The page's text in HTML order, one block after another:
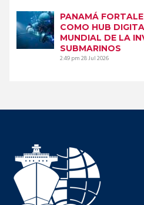
PANAMÁ
COMO HUB
MUNDIAL DE LA
SUBMARINOS
2:49 pm28 Jul 2026